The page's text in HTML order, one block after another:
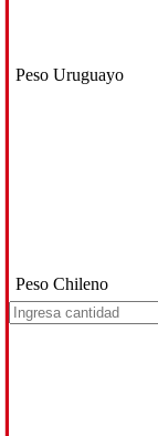
Peso Uruguayo
Peso Chileno